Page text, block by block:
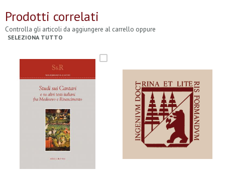
Prodotti correlati
Controlla gli articoli da aggiungere al carrello oppure
SELEZIONA TUTTO